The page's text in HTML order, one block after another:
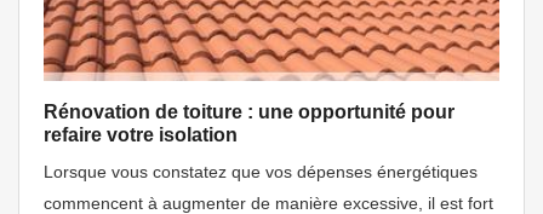
Rénovation de toiture : une opportunité pour
refaire votre isolation
Lorsque vous constatez que vos dépenses énergétiques
commencent à augmenter de manière excessive, il est fort